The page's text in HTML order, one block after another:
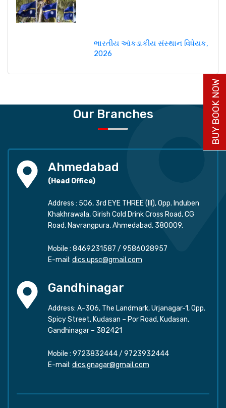
ભારતીય આંકડાકીય સંસ્થાન વિધેયક,
2026
Our Branches
Ahmedabad
(Head Office)
Address : 506, 3rd EYE THREE (III), Opp. Induben
Khakhrawala, Girish Cold Drink Cross Road, CG
Road, Navrangpura, Ahmedabad, 380009.
Mobile : 8469231587 / 9586028957
E-mail: dics.upsc@gmail.com
Gandhinagar
Address: A-306, The Landmark, Urjanagar-1, Opp.
Spicy Street, Kudasan – Por Road, Kudasan,
Gandhinagar – 382421
Mobile : 9723832444/ 9723932444
E-mail: dics.gnagar@gmail.com
BUY BOOK NOW